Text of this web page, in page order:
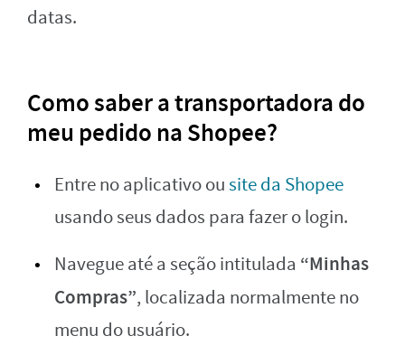
datas.
Como saber a transportadora do
meu pedido na Shopee?
Entre no aplicativo ousite da Shopee
usando seus dados para fazer o login.
Navegue até a seção intitulada “Minhas
Compras”, localizada normalmente no
menu do usuário.